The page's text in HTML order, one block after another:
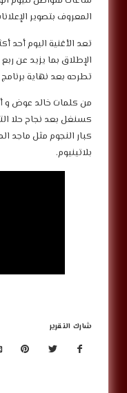
المعروف بتصوير
تعد الأغنية اليوم أحد
الإطلاق بما يزيد عن
تطرحه بعد نهاية
من كلمات خالد عوض و
كسنغل بعد نجاح حلا
كبار النجوم مثل ماجد
بلاتينيوم.
شارك التقرير